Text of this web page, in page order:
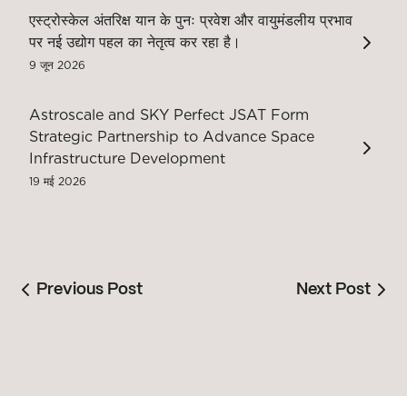
एस्ट्रोस्केल अंतरिक्ष यान के पुनः प्रवेश और वायुमंडलीय प्रभाव
पर नई उद्योग पहल का नेतृत्व कर रहा है।
9 जून 2026
Astroscale and SKY Perfect JSAT Form
Strategic Partnership to Advance Space
Infrastructure Development
19 मई 2026
Previous Post Next Post